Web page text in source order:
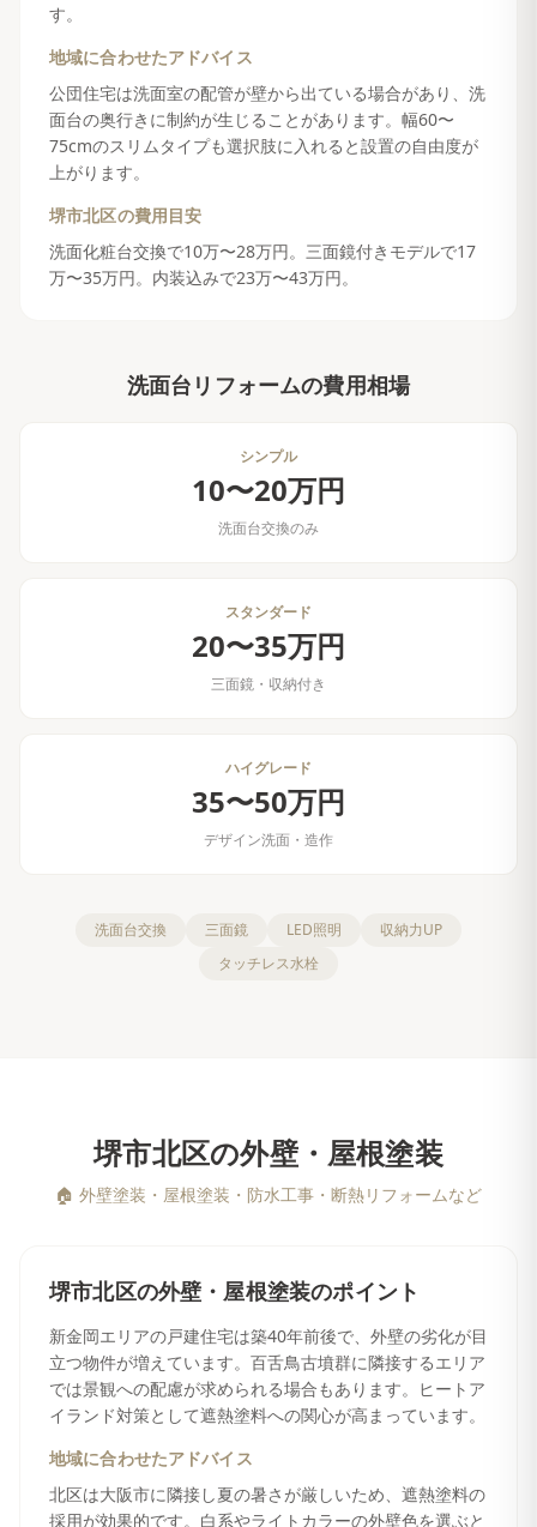
す。
地域に合わせたアドバイス
公団住宅は洗面室の配管が壁から出ている場合があり、洗
面台の奥行きに制約が生じることがあります。幅60〜
75cmのスリムタイプも選択肢に入れると設置の自由度が
上がります。
堺市北区の費用目安
洗面化粧台交換で10万〜28万円。三面鏡付きモデルで17
万〜35万円。内装込みで23万〜43万円。
洗面台リフォームの費用相場
シンプル
10〜20万円
洗面台交換のみ
スタンダード
20〜35万円
三面鏡・収納付き
ハイグレード
35〜50万円
デザイン洗面・造作
洗面台交換 三面鏡 LED照明
収納力UP
タッチレス水栓
堺市北区の外壁・屋根塗装
🏠 外壁塗装・屋根塗装・防水工事・断熱リフォームなど
堺市北区の外壁・屋根塗装のポイント
新金岡エリアの戸建住宅は築40年前後で、外壁の劣化が目
立つ物件が増えています。百舌鳥古墳群に隣接するエリア
では景観への配慮が求められる場合もあります。ヒートア
イランド対策として遮熱塗料への関心が高まっています。
地域に合わせたアドバイス
北区は大阪市に隣接し夏の暑さが厳しいため、遮熱塗料の
採用が効果的です。白系やライトカラーの外壁色を選ぶと